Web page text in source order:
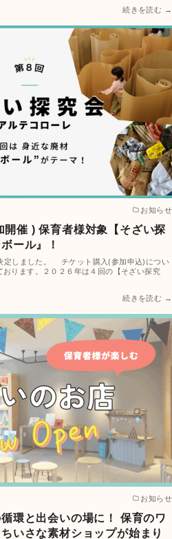
続きを読む →
お知らせ
催 ) 保育者様対象【そざい探
ール』！
定しました。 チケット購入(参加申込)につい
ります。２０２６年は４回の【そざい探究
続きを読む →
お知らせ
環と出会いの場に！ 保育のワ
いさな素材ショップが始まり